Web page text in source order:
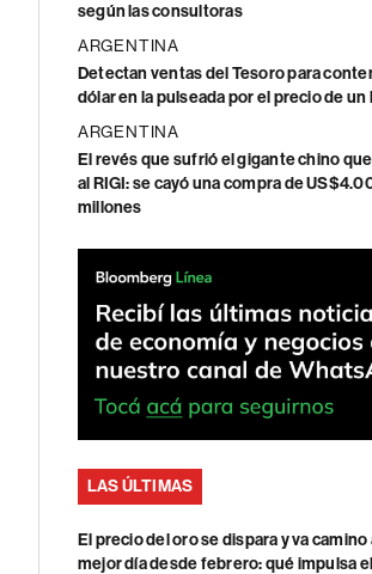
según las consultoras
ARGENTINA
Detectan ventas del Tesoro para
dólar en la pulseada por el precio de un
ARGENTINA
El revés que sufrió el gigante chino
al RIGI: se cayó una compra de
millones
LAS ÚLTIMAS
El precio del oro se dispara y va camino
mejor día desde febrero: qué impulsa el